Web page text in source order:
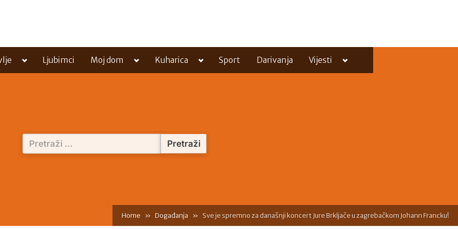
Toggle
menu
Ljubimci Moj dom
Toggle
menu
Kuharica
Toggle
menu
Sport Darivanja Vijesti
Toggle
menu
Pretraži:
Home Događanja Sve je spremno za današnji koncert Jure Brkljače u zagrebačkom Johann Francku!